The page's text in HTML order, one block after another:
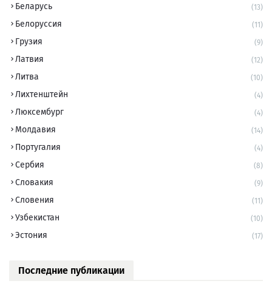
Беларусь (13)
Белоруссия (11)
Грузия (9)
Латвия (12)
Литва (10)
Лихтенштейн (4)
Люксембург (4)
Молдавия (14)
Португалия (4)
Сербия (8)
Словакия (9)
Словения (11)
Узбекистан (10)
Эстония (17)
Последние публикации